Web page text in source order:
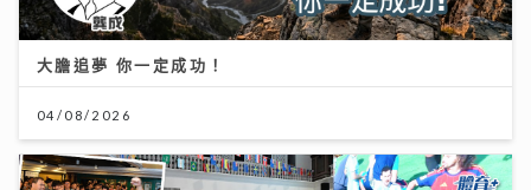
大膽追夢 你一定成功！
04/08/2026